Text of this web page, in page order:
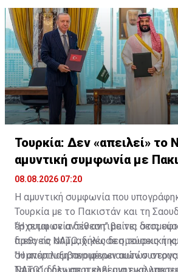
και ασφάλειας».
Τουρκία: Δεν «απειλεί» το
αμυντική συμφωνία με
Αραβία
08.08.2026 07:20
Η αμυντική συμφωνία που
Τουρκία με το Πακιστάν και τη
έρχεται σε αντίθεση" με τις
προς το ΝΑΤΟ, δήλωσε η τουρκική
"Η συμφωνία δεν αντιβαίνει στις
διεθνείς συμμαχικές δεσμεύσεις
συμπεριλαμβανομένων αυτών
ΝΑΤΟ", δήλωσε η κυβερνητική
"Η ανάπτυξη περιφερειακών
Τουρκία δεν αποτελεί μια